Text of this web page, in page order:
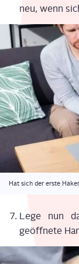
neu, wenn
Hat sich der ers­te
Lege nun
geöff­ne­te